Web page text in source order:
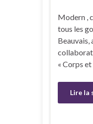
Modern ,
tous les
Beauvais,
« Corps
Lire la